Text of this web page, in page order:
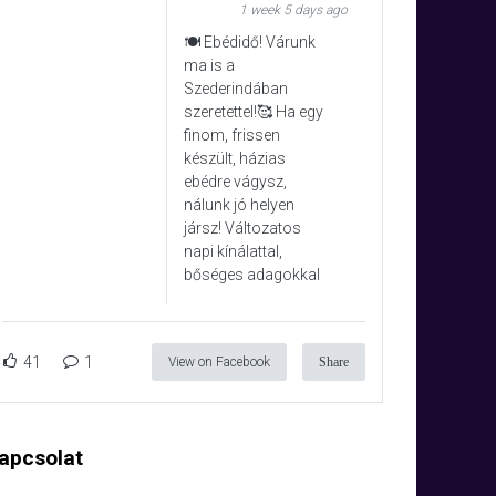
1 week 5 days ago
🍽️ Ebédidő! Várunk
ma is a
Szederindában
szeretettel!🥰 Ha egy
finom, frissen
készült, házias
ebédre vágysz,
nálunk jó helyen
jársz! Változatos
napi kínálattal,
bőséges adagokkal
41 1 View on Facebook Share